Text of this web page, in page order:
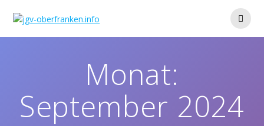
Monat:
September 2024